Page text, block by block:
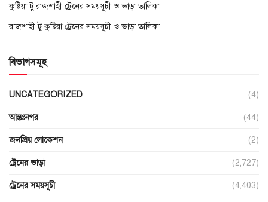
কুষ্টিয়া টু রাজশাহী ট্রেনের সময়সূচী ও ভাড়া তালিকা
রাজশাহী টু কুষ্টিয়া ট্রেনের সময়সূচী ও ভাড়া তালিকা
বিভাগসমূহ
UNCATEGORIZED (4)
আন্তঃনগর (44)
জনপ্রিয় লোকেশন (2)
ট্রেনের ভাড়া (2,727)
ট্রেনের সময়সূচী (4,403)